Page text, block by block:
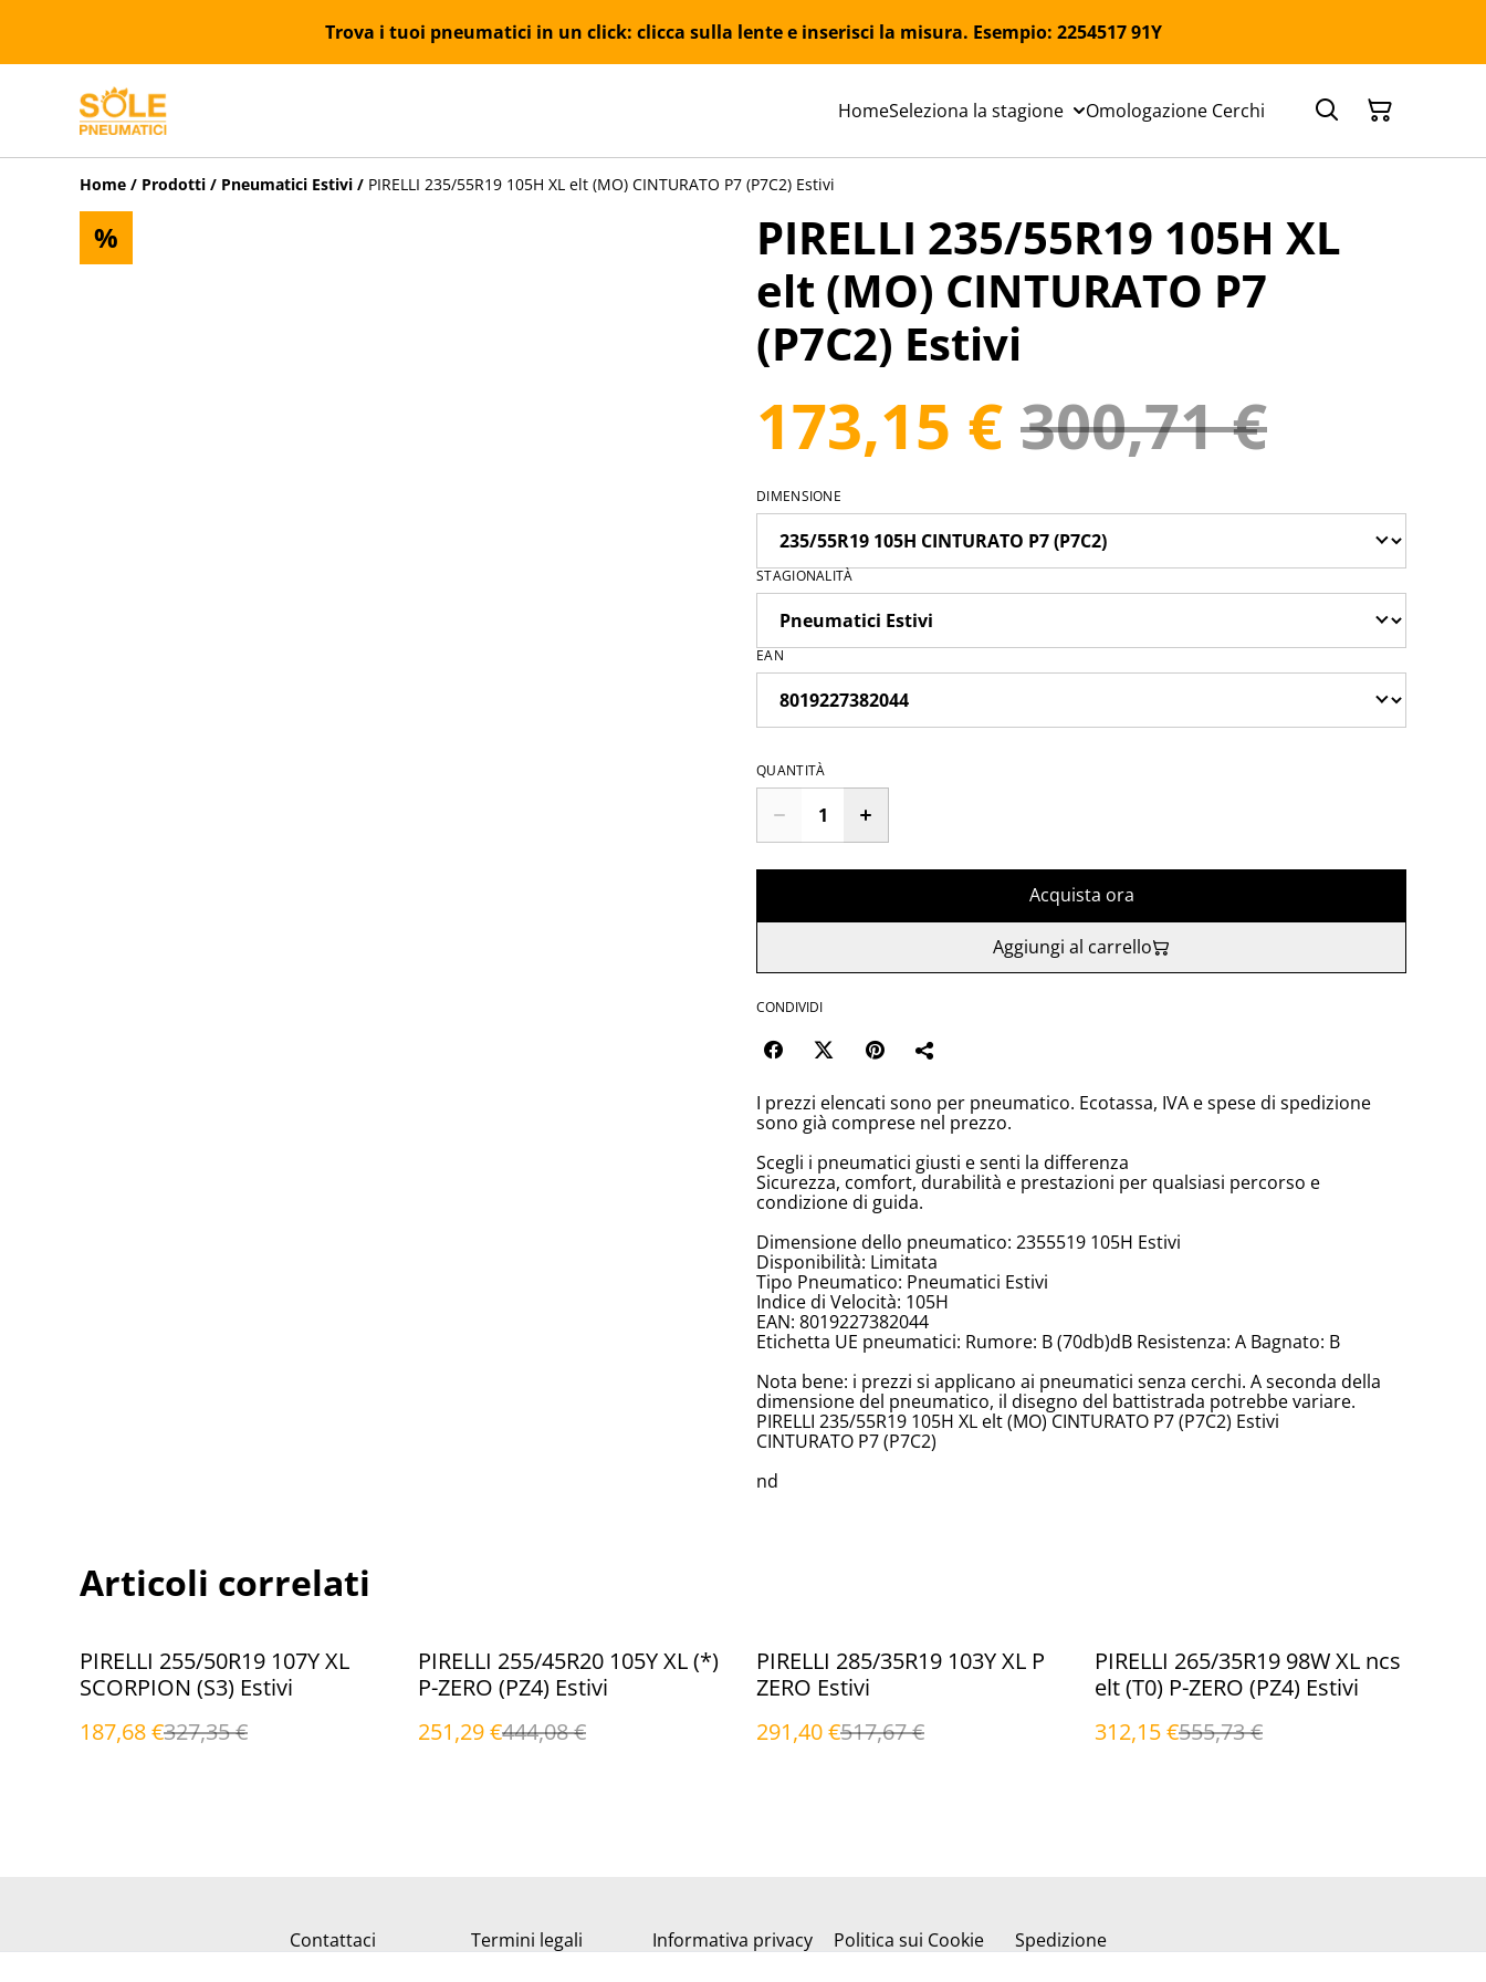
Trova i tuoi pneumatici in un click: clicca sulla lente e inserisci la misura. Esempio: 2254517 91Y
HomeSeleziona la stagione Omologazione Cerchi
Home / Prodotti / Pneumatici Estivi / PIRELLI 235/55R19 105H XL elt (MO) CINTURATO P7 (P7C2) Estivi
%
PIRELLI 235/55R19 105H XL
elt (MO) CINTURATO P7
(P7C2) Estivi
173,15 € 300,71 €
DIMENSIONE
STAGIONALITÀ
EAN
QUANTITÀ
Acquista ora
Aggiungi al carrello
CONDIVIDI
I prezzi elencati sono per pneumatico. Ecotassa, IVA e spese di spedizione
sono già comprese nel prezzo.
Scegli i pneumatici giusti e senti la differenza
Sicurezza, comfort, durabilità e prestazioni per qualsiasi percorso e
condizione di guida.
Dimensione dello pneumatico: 2355519 105H Estivi
Disponibilità: Limitata
Tipo Pneumatico: Pneumatici Estivi
Indice di Velocità: 105H
EAN: 8019227382044
Etichetta UE pneumatici: Rumore: B (70db)dB Resistenza: A Bagnato: B
Nota bene: i prezzi si applicano ai pneumatici senza cerchi. A seconda della
dimensione del pneumatico, il disegno del battistrada potrebbe variare.
PIRELLI 235/55R19 105H XL elt (MO) CINTURATO P7 (P7C2) Estivi
CINTURATO P7 (P7C2)
nd
Articoli correlati
%
PIRELLI 255/50R19 107Y XL
SCORPION (S3) Estivi
187,68 €327,35 €
%
PIRELLI 255/45R20 105Y XL (*)
P-ZERO (PZ4) Estivi
251,29 €444,08 €
%
PIRELLI 285/35R19 103Y XL P
ZERO Estivi
291,40 €517,67 €
%
PIRELLI 265/35R19 98W XL ncs
elt (T0) P-ZERO (PZ4) Estivi
312,15 €555,73 €
Contattaci Termini legali Informativa privacy Politica sui Cookie Spedizione